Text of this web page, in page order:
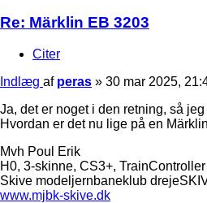
Re: Märklin EB 3203
Citer
Indlæg af peras » 30 mar 2025,
Ja, det er noget i den retning, så
Hvordan er det nu lige på en
Mvh Poul Erik
H0, 3-skinne, CS3+,
Skive modeljernbaneklub
www.mjbk-skive.dk